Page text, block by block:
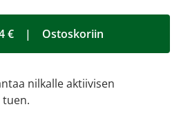
€ | Ostoskoriin
nilkalle aktiivisen